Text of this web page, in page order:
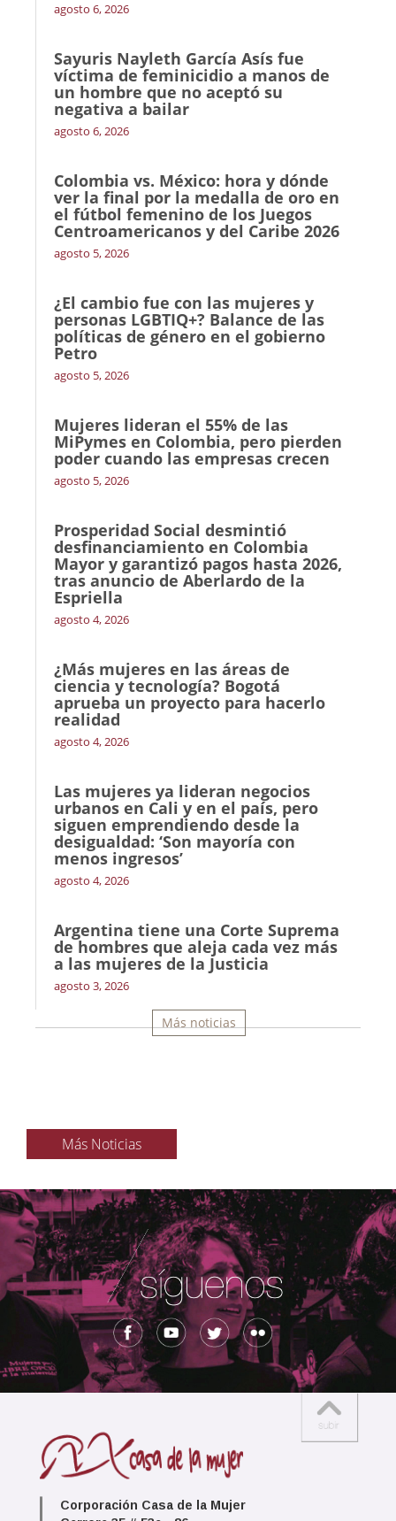
agosto 6, 2026
Sayuris Nayleth García Asís fue
víctima de feminicidio a manos de
un hombre que no aceptó su
negativa a bailar
agosto 6, 2026
Colombia vs. México: hora y dónde
ver la final por la medalla de oro en
el fútbol femenino de los Juegos
Centroamericanos y del Caribe 2026
agosto 5, 2026
¿El cambio fue con las mujeres y
personas LGBTIQ+? Balance de las
políticas de género en el gobierno
Petro
agosto 5, 2026
Mujeres lideran el 55% de las
MiPymes en Colombia, pero pierden
poder cuando las empresas crecen
agosto 5, 2026
Prosperidad Social desmintió
desfinanciamiento en Colombia
Mayor y garantizó pagos hasta 2026,
tras anuncio de Aberlardo de la
Espriella
agosto 4, 2026
¿Más mujeres en las áreas de
ciencia y tecnología? Bogotá
aprueba un proyecto para hacerlo
realidad
agosto 4, 2026
Las mujeres ya lideran negocios
urbanos en Cali y en el país, pero
siguen emprendiendo desde la
desigualdad: ‘Son mayoría con
menos ingresos’
agosto 4, 2026
Argentina tiene una Corte Suprema
de hombres que aleja cada vez más
a las mujeres de la Justicia
agosto 3, 2026
Más noticias
Más Noticias
Corporación Casa de la Mujer